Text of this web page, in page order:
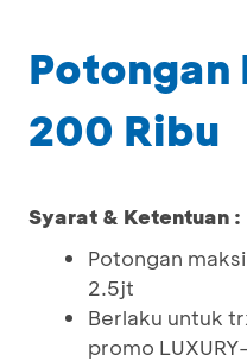
Potongan
200 Ribu
Syarat & Ketentuan :
Potongan
2.5jt
Berlaku untuk
promo